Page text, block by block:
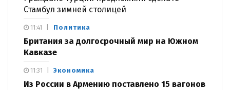
Стамбул зимней столицей
Политика
Британия за долгосрочный мир на Южном
Кавказе
11:41
Экономика
Из России в Армению поставлено 15 вагонов
11:31